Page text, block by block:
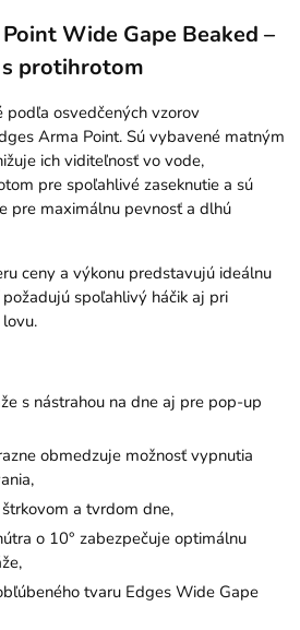
Wide Gape Beaked –
protihrotom
podľa osvedčených vzorov
Arma Point. Sú vybavené matným
ich viditeľnosť vo vode,
pre spoľahlivé zaseknutie a sú
pre maximálnu pevnosť a dlhú
ceny a výkonu predstavujú ideálnu
spoľahlivý háčik aj pri
s nástrahou na dne aj pre pop-up
obmedzuje možnosť vypnutia
a tvrdom dne,
o 10° zabezpečuje optimálnu
tvaru Edges Wide Gape